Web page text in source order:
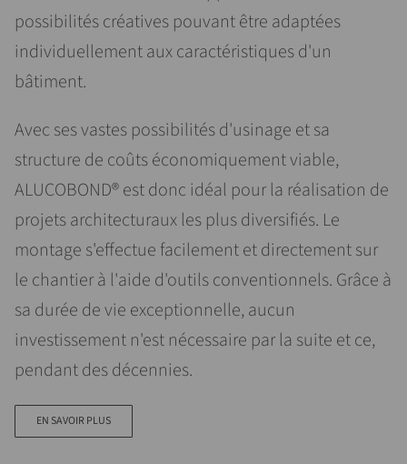
possibilités créatives pouvant être adaptées
individuellement aux caractéristiques d'un
bâtiment.
Avec ses vastes possibilités d'usinage et sa
structure de coûts économiquement viable,
ALUCOBOND® est donc idéal pour la réalisation de
projets architecturaux les plus diversifiés. Le
montage s'effectue facilement et directement sur
le chantier à l'aide d'outils conventionnels. Grâce à
sa durée de vie exceptionnelle, aucun
investissement n'est nécessaire par la suite et ce,
pendant des décennies.
EN SAVOIR PLUS